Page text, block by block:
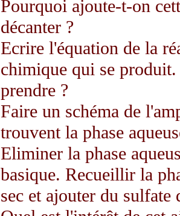
Pourquoi ajoute-t-on
décanter ?
Ecrire l'équation de la
chimique qui se
prendre ?
Faire un schéma de
trouvent la phase
Eliminer la phase
basique. Recueillir la
sec et ajouter du sulfate